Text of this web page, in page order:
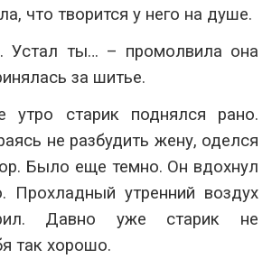
что творится у него на душе.
Устал ты… – промолвила она
за шитье.
утро старик поднялся рано.
не разбудить жену, оделся
Было еще темно. Он вдохнул
Прохладный утренний воздух
Давно уже старик не
так хорошо.